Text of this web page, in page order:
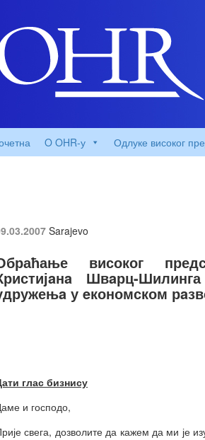
O OHR-у Одлуке високог
Sarajevo
високог
Швaрц-
у eкономском
глас бизнису
и господо,
свега, дозволите да кажем да ми је